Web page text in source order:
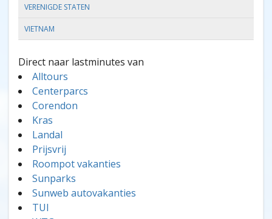
VERENIGDE STATEN
VIETNAM
Direct naar lastminutes van
Alltours
Centerparcs
Corendon
Kras
Landal
Prijsvrij
Roompot vakanties
Sunparks
Sunweb autovakanties
TUI